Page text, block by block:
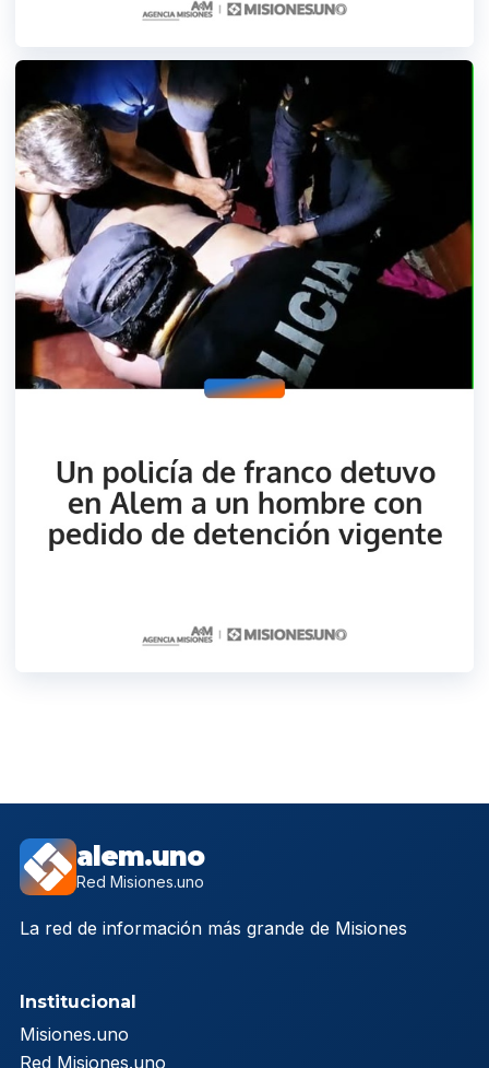
alem.uno
Red Misiones.uno
La red de información más grande de Misiones
Institucional
Misiones.uno
Red Misiones.uno